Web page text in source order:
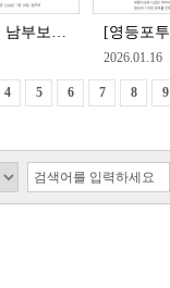
2026.01.16
4 5 6 7 8 9